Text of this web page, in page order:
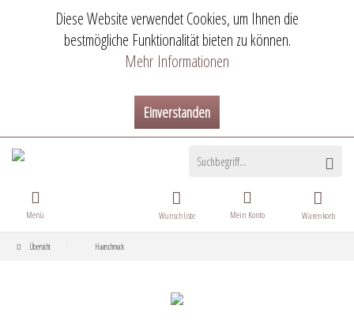
Diese Website verwendet Cookies, um Ihnen die
bestmögliche Funktionalität bieten zu können.
Mehr Informationen
Einverstanden
Warenkorb
Wunschliste Mein Konto
Menü
Übersicht Haarschmuck